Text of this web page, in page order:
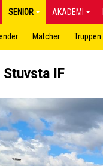
SENIOR AKADEMI
Matcher Truppen
IF